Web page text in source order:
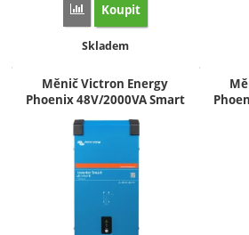
Přidat 'Měnič SINUS Phoenix
Koupit
Dostupnost:
Skladem
Měnič Victron Energy
Phoenix 48V/2000VA Smart